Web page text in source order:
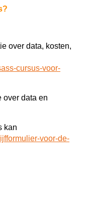
over data, kosten,
cursus-voor-
over data en
kan
voor-de-